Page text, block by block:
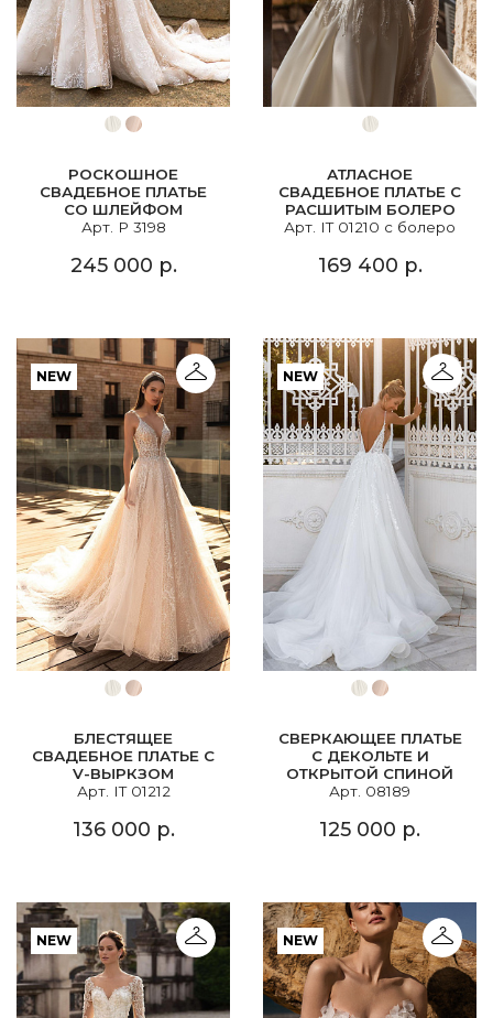
РОСКОШНОЕ
СВАДЕБНОЕ ПЛАТЬЕ
СО ШЛЕЙФОМ
Арт. P 3198
245 000 р.
АТЛАСНОЕ
СВАДЕБНОЕ ПЛАТЬЕ С
РАСШИТЫМ БОЛЕРО
Арт. IT 01210 с болеро
169 400 р.
NEW
БЛЕСТЯЩЕЕ
СВАДЕБНОЕ ПЛАТЬЕ С
V-ВЫРКЗОМ
Арт. IT 01212
136 000 р.
NEW
СВЕРКАЮЩЕЕ ПЛАТЬЕ
С ДЕКОЛЬТЕ И
ОТКРЫТОЙ СПИНОЙ
Арт. 08189
125 000 р.
NEW NEW